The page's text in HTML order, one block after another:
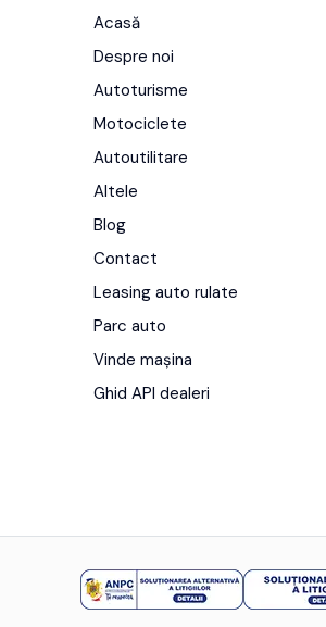
Acasă
Despre noi
Autoturisme
Motociclete
Autoutilitare
Altele
Blog
Contact
Leasing auto rulate
Parc auto
Vinde mașina
Ghid API dealeri